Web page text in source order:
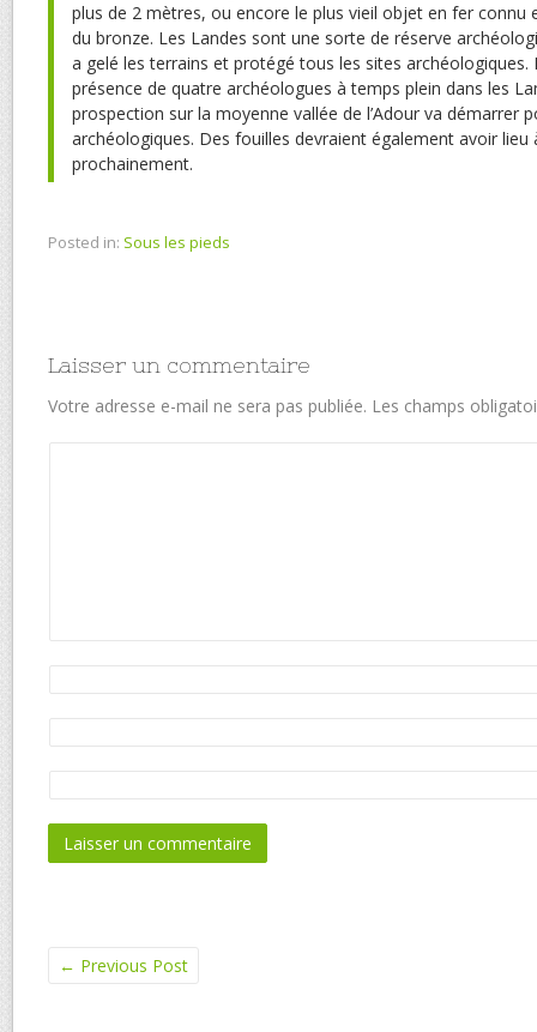
plus de 2 mètres, ou encore le plus vieil objet en fer connu
du bronze. Les Landes sont une sorte de réserve
a gelé les terrains et protégé tous les sites
présence de quatre archéologues à temps plein dans les
prospection sur la moyenne vallée de l’Adour va démarrer
archéologiques. Des fouilles devraient également avoir lieu
prochainement.
Posted in: Sous les pieds
Laisser un commentaire
Votre adresse e-mail ne sera pas publiée. Les champs
← Previous Post